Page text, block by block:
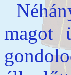
magot